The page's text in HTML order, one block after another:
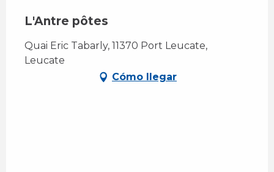
L'Antre pôtes
Quai Eric Tabarly, 11370 Port Leucate,
Leucate
Cómo llegar